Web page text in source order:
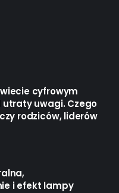
cyfrowym
utraty uwagi. Czego
rodziców, liderów
i efekt lampy